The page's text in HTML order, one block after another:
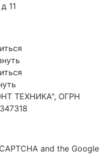
11
ТЕХНИКА", ОГРН
and the Google